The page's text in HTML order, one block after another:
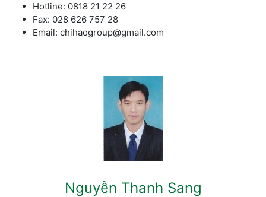
Hotline: 0818 21 22 26
Fax: 028 626 757 28
Email: chihaogroup@gmail.com
Nguyễn Thanh Sang